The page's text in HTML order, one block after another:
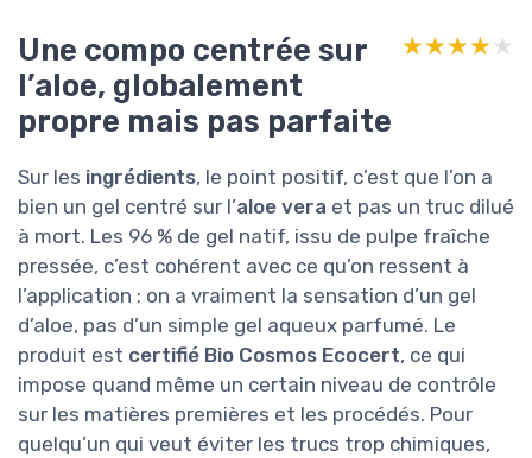
Une compo centrée sur
l’aloe, globalement
propre mais pas parfaite
★★★★★
★★★★★
Sur les ingrédients, le point positif, c’est que l’on a
bien un gel centré sur l’aloe vera et pas un truc dilué
à mort. Les 96 % de gel natif, issu de pulpe fraîche
pressée, c’est cohérent avec ce qu’on ressent à
l’application : on a vraiment la sensation d’un gel
d’aloe, pas d’un simple gel aqueux parfumé. Le
produit est certifié Bio Cosmos Ecocert, ce qui
impose quand même un certain niveau de contrôle
sur les matières premières et les procédés. Pour
quelqu’un qui veut éviter les trucs trop chimiques,